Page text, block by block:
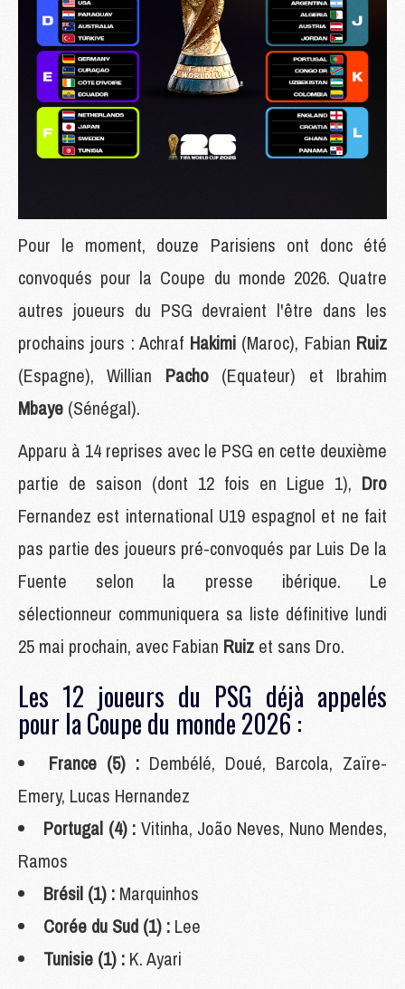
Pour le moment, douze Parisiens ont donc été
convoqués pour la Coupe du monde 2026. Quatre
autres joueurs du PSG devraient l'être dans les
prochains jours : Achraf Hakimi (Maroc), Fabian Ruiz
(Espagne), Willian Pacho (Equateur) et Ibrahim
Mbaye (Sénégal).
Apparu à 14 reprises avec le PSG en cette deuxième
partie de saison (dont 12 fois en Ligue 1), Dro
Fernandez est international U19 espagnol et ne fait
pas partie des joueurs pré-convoqués par Luis De la
Fuente selon la presse ibérique. Le
sélectionneur communiquera sa liste définitive lundi
25 mai prochain, avec Fabian Ruiz et sans Dro.
Les 12 joueurs du PSG déjà appelés
pour la Coupe du monde 2026 :
France (5) : Dembélé, Doué, Barcola, Zaïre-
Emery, Lucas Hernandez
Portugal (4) : Vitinha, João Neves, Nuno Mendes,
Ramos
Brésil (1) : Marquinhos
Corée du Sud (1) : Lee
Tunisie (1) : K. Ayari